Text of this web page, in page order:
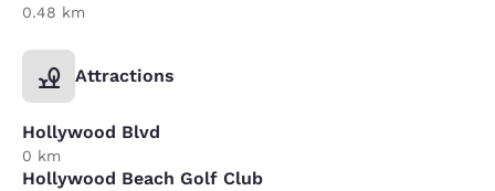
0.48 km
Attractions
Hollywood Blvd
0 km
Hollywood Beach Golf Club